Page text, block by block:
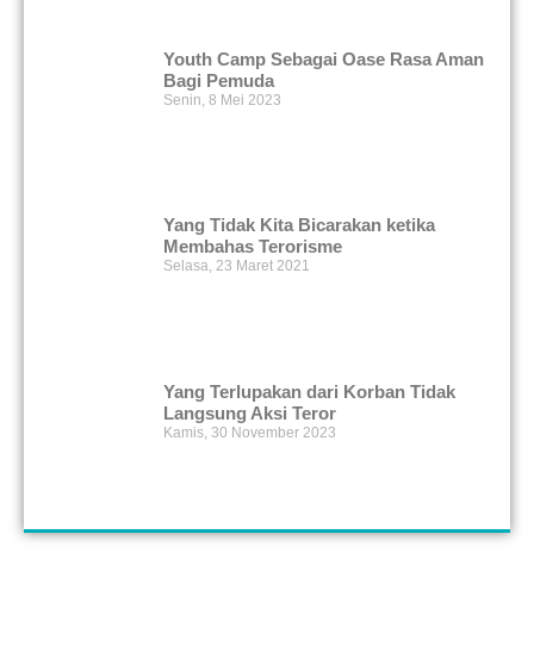
Youth Camp Sebagai Oase Rasa Aman
Bagi Pemuda
Senin, 8 Mei 2023
Yang Tidak Kita Bicarakan ketika
Membahas Terorisme
Selasa, 23 Maret 2021
Yang Terlupakan dari Korban Tidak
Langsung Aksi Teror
Kamis, 30 November 2023